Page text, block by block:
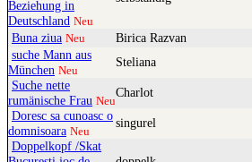
Beziehung in
Deutschland Neu
Buna ziua Neu Birica Razvan
suche Mann aus
München Neu
Steliana
Suche nette
rumänische Frau Neu
Charlot
Doresc sa cunoasc o
domnisoara Neu
singurel
Doppelkopf /Skat